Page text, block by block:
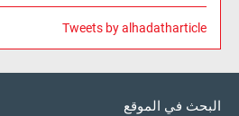
Tweets by alhadatharticle
البحث في الموقع